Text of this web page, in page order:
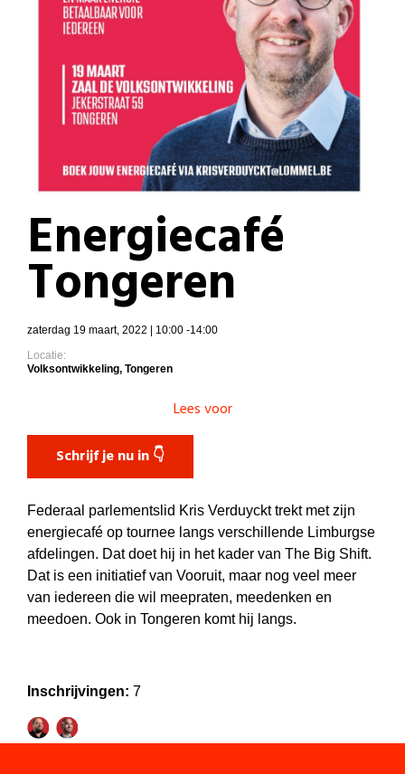
Energiecafé
Tongeren
zaterdag 19 maart, 2022 | 10:00 -14:00
Locatie:
Volksontwikkeling, Tongeren
Lees voor
Schrijf je nu in 👇
Federaal parlementslid Kris Verduyckt trekt met zijn
energiecafé op tournee langs verschillende Limburgse
afdelingen. Dat doet hij in het kader van The Big Shift.
Dat is een initiatief van Vooruit, maar nog veel meer
van iedereen die wil meepraten, meedenken en
meedoen. Ook in Tongeren komt hij langs.
Inschrijvingen: 7